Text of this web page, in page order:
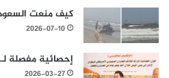
كيف منعت
2026-07-10
إحصائية مفصلة لـ11 عاماً من العدوان على اليمن
2026-03-27